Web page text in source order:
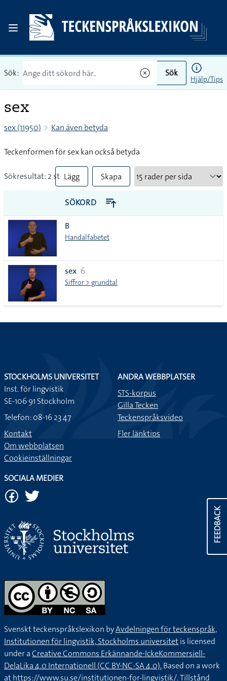
Sök: Sök
Hjälp/Tips
sex
sex (11950) Kan även betyda
Teckenformen för sex kan också betyda
Sökresultat: 2 st Lägg
till
alla i
lista
Skapa
PDF
SÖKORD
B
Handalfabetet
sex 6
Siffror > grundtal
FEEDBACK
STOCKHOLMS UNIVERSITET
Inst. för lingvistik
SE-106 91 Stockholm
Telefon: 08-16 23 47
Kontakt
Om webbplatsen
Cookieinställningar
ANDRA WEBBPLATSER
STS-korpus
Gilla Tecken
Teckenspråksvideo
Fler länktips
SOCIALA MEDIER
Svenskt teckenspråkslexikon byAvdelningen för teckenspråk,
Institutionen för lingvistik, Stockholms universitetis licensed
under aCreative Commons Erkännande-IckeKommersiell-
DelaLika 4.0 Internationell (CC BY-NC-SA 4.0).Based on a work
athttps://www.su.se/institutionen-for-lingvistik/. Tillstånd